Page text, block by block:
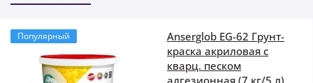
Популярный
Anserglob EG-62 Грунт-
краска акриловая с
кварц. песком
адгезионная (7 кг/5 л)